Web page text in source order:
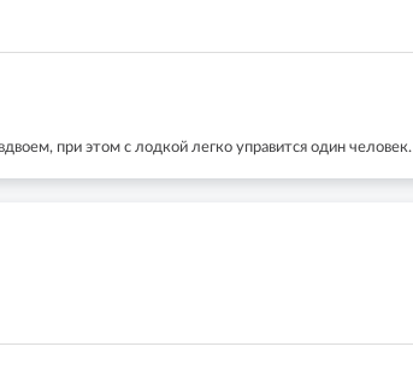
при этом с лодкой легко управится один человек.